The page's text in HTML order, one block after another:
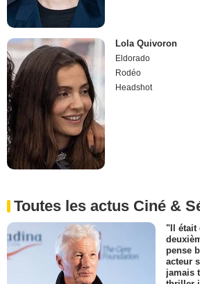
Lola Quivoron
Eldorado
Rodéo
Headshot
Toutes les actus Ciné &
"Il était
pense
acteur
jamais